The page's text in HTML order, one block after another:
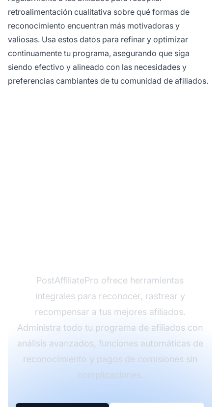
retroalimentación cualitativa sobre qué formas de
reconocimiento encuentran más motivadoras y
valiosas. Usa estos datos para refinar y optimizar
continuamente tu programa, asegurando que siga
siendo efectivo y alineado con las necesidades y
preferencias cambiantes de tu comunidad de afiliados.
PostAffiliatePro ofrece herramientas
integrales para reconocer, rastrear y
recompensar a tus mejores afiliados.
Administra todo tu programa de afiliados con
análisis avanzados, funciones automáticas de
reconocimiento y pagos de comisiones sin
complicaciones.